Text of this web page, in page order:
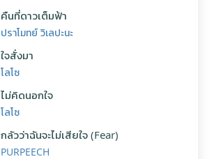
คืนที่ดาวเต็มฟ้า
ปราโมทย์ วิเลปะนะ
ใจสั่งมา
โลโซ
ไม่คิดนอกใจ
โลโซ
กลัวว่าฉันจะไม่เสียใจ (Fear)
PURPEECH